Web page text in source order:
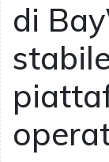
di